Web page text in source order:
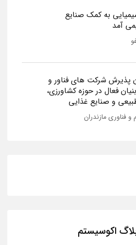
به کمک صنایع
آمد
پذیرش شرکت های فناور و
فعال در حوزه کشاورزی،
و صنایع غذایی
و فناوری مازندران
اکوسیستم